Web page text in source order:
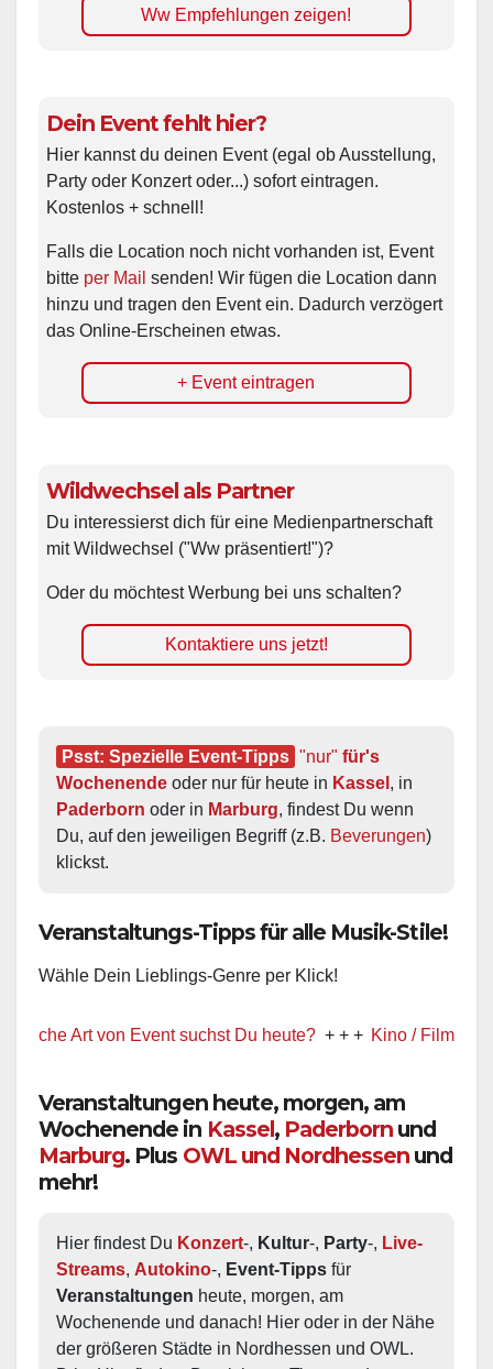
Ww Empfehlungen zeigen!
Dein Event fehlt hier?
Hier kannst du deinen Event (egal ob Ausstellung,
Party oder Konzert oder...) sofort eintragen.
Kostenlos + schnell!
Falls die Location noch nicht vorhanden ist, Event
bitte per Mail senden! Wir fügen die Location dann
hinzu und tragen den Event ein. Dadurch verzögert
das Online-Erscheinen etwas.
+ Event eintragen
Wildwechsel als Partner
Du interessierst dich für eine Medienpartnerschaft
mit Wildwechsel ("Ww präsentiert!")?
Oder du möchtest Werbung bei uns schalten?
Kontaktiere uns jetzt!
Psst: Spezielle Event-Tipps "nur" für's
Wochenende oder nur für heute in Kassel
Paderborn oder in Marburg, findest Du wenn
Du, auf den jeweiligen Begriff (z.B. Beverungen)
klickst.
Veranstaltungs-Tipps für alle Musik-Stile!
Wähle Dein Lieblings-Genre per Klick!
von Event suchst Du heute? + + + Kino / Film + + + Ww
Veranstaltungen heute, morgen, am
Wochenende in Kassel, Paderborn und
Marburg. Plus OWL und Nordhessen und
mehr!
Hier findest Du Konzert-, Kultur-, Party-, Live-
Streams, Autokino-, Event-Tipps
Veranstaltungen heute, morgen, am
Wochenende und danach! Hier oder in der Nähe
der größeren Städte in Nordhessen und OWL.